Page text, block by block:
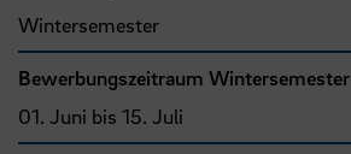
Wintersemester
Bewerbungszeitraum Wintersemester
01. Juni bis 15. Juli